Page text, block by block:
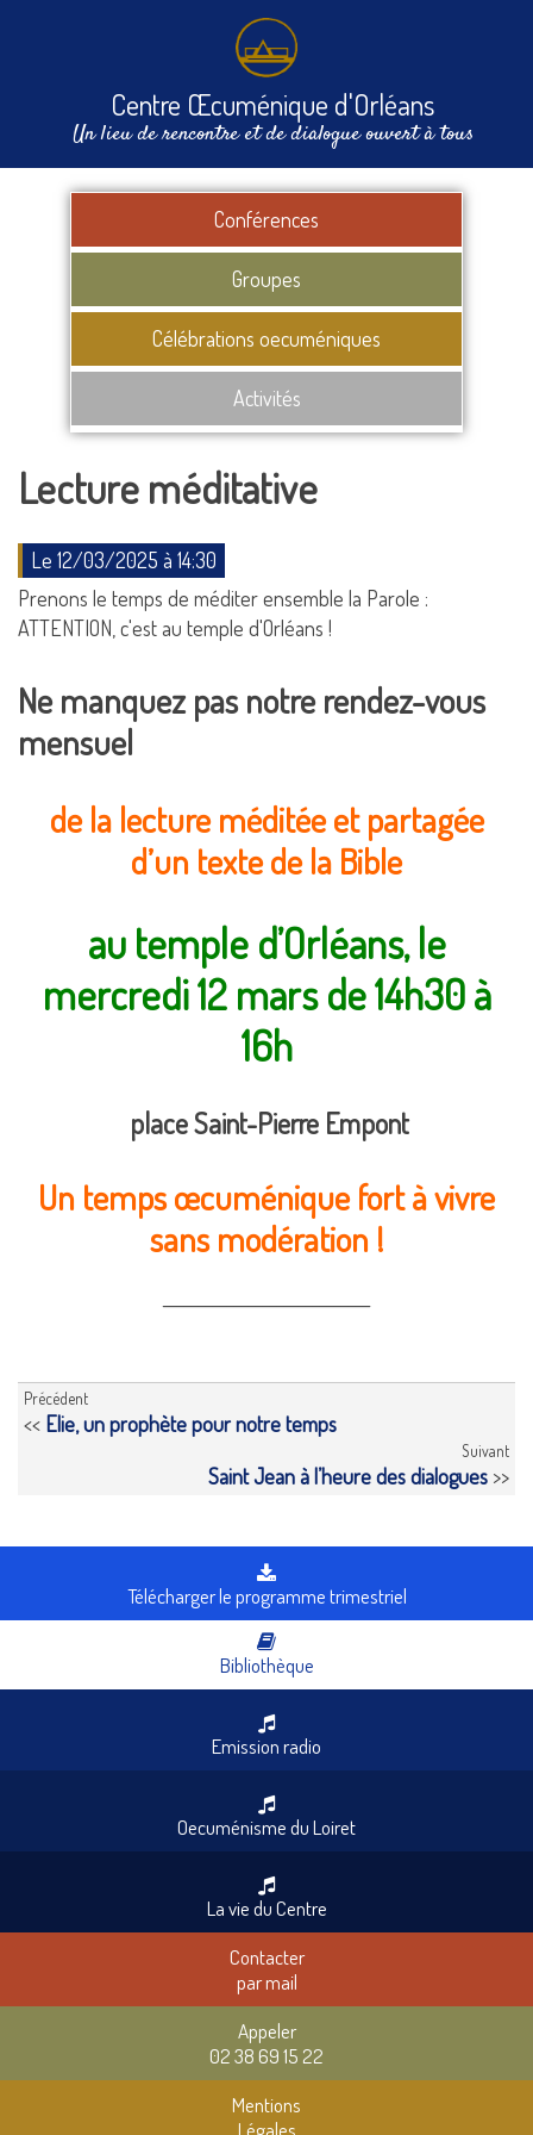
Centre Œcuménique d'Orléans
Un lieu de rencontre et de dialogue ouvert à tous
Conférences
Groupes
Célébrations oecuméniques
Activités
Lecture méditative
Le 12/03/2025 à 14:30
Prenons le temps de méditer ensemble la Parole :
ATTENTION, c'est au temple d'Orléans !
Ne manquez pas notre rendez-vous
mensuel
de la lecture méditée et partagée
d’un texte de la Bible
au temple d’Orléans, le
mercredi 12 mars de 14h30 à
16h
place Saint-Pierre Empont
Un temps œcuménique fort à vivre
sans modération !
Précédent
<< Elie, un prophète pour notre temps
Suivant
Saint Jean à l’heure des dialogues >>
Télécharger le programme trimestriel
Bibliothèque
Emission radio
Oecuménisme du Loiret
La vie du Centre
Contacter
par mail
Appeler
02 38 69 15 22
Mentions
Légales